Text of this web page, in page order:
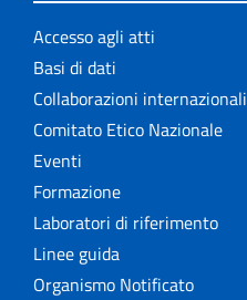
Accesso agli atti
Basi di dati
Collaborazioni internazionali
Comitato Etico Nazionale
Eventi
Formazione
Laboratori di riferimento
Linee guida
Organismo Notificato